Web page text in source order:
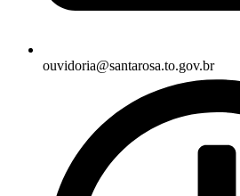
ouvidoria@santarosa.to.gov.br